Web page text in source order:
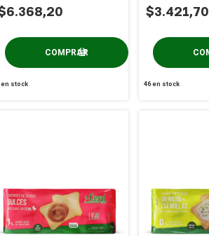
en stock
$3.421,70
46en stock